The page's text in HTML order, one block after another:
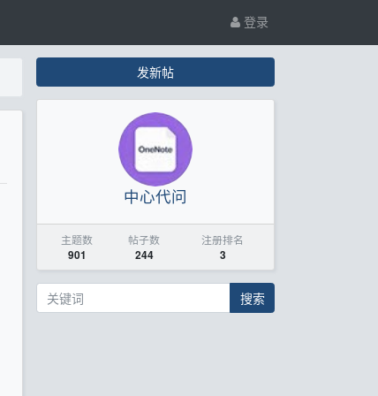
登录
发新帖
中心代问
主题数
901
帖子数
244
注册排名
3
搜索